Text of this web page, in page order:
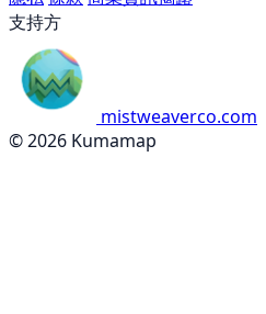
支持方
mistweaverco.com
© 2026 Kumamap